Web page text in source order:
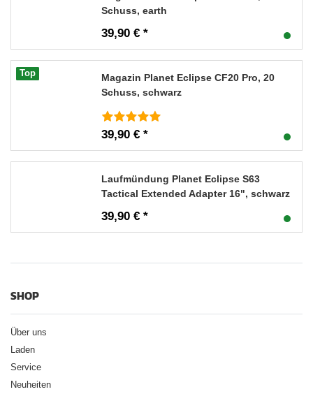
Schuss, earth
39,90 € *
Top
Magazin Planet Eclipse CF20 Pro, 20
Schuss, schwarz
39,90 € *
Laufmündung Planet Eclipse S63
Tactical Extended Adapter 16", schwarz
39,90 € *
SHOP
Über uns
Laden
Service
Neuheiten